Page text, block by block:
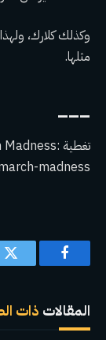
وكذلك كلارك،
مثلها.
تغطية AP March Madness:
madness
فيسبوك
المقالات ذات